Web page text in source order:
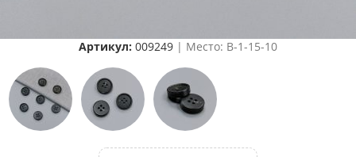
Артикул: 009249 | Место: B-1-15-10